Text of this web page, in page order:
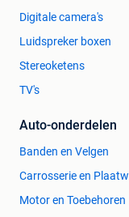
Digitale camera's
Luidspreker boxen
Stereoketens
TV's
Auto-onderdelen
Banden en Velgen
Carrosserie en
Motor en Toebehoren